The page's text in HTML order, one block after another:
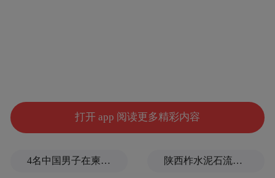
驾小蓝灯及转向灯，暗示该车将搭载高阶智
能驾驶辅助系统。
打开 app 阅读更多精彩内容
4名中国男子在柬埔寨杀人抛尸，被判无期 陕西柞水泥石流已致2人死亡，仍有1人失联